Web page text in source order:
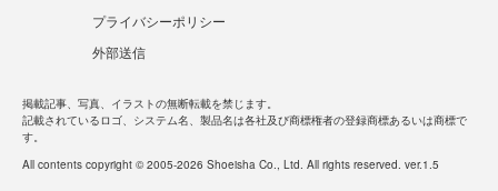
プライバシーポリシー
外部送信
掲載記事、写真、イラストの無断転載を禁じます。
記載されているロゴ、システム名、製品名は各社及び商標権者の登録商標あるいは商標で
す。
All contents copyright © 2005-2026 Shoeisha Co., Ltd. All rights reserved. ver.1.5